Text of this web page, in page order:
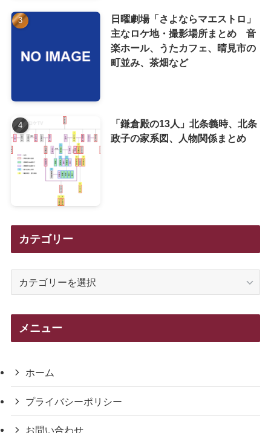
日曜劇場「さよならマエストロ」
主なロケ地・撮影場所まとめ 音
楽ホール、うたカフェ、晴見市の
町並み、茶畑など
「鎌倉殿の13人」北条義時、北条
政子の家系図、人物関係まとめ
カテゴリー
メニュー
ホーム
プライバシーポリシー
お問い合わせ